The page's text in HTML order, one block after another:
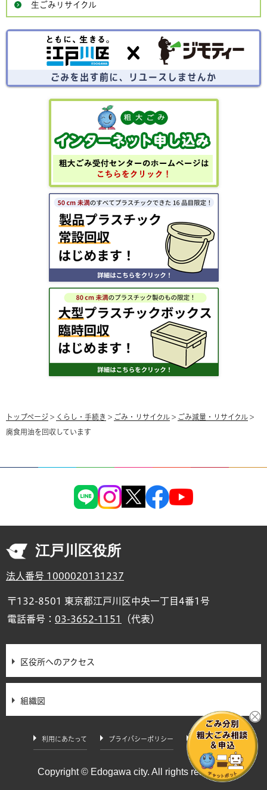
生ごみリサイクル
トップページ > くらし・手続き > ごみ・リサイクル > ごみ減量・リサイクル >
廃食用油を回収しています
江戸川区役所
法人番号 1000020131237
〒132-8501 東京都江戸川区中央一丁目4番1号
電話番号： 03-3652-1151 （代表）
区役所へのアクセス
組織図
利用にあたって プライバシーポリシー サイトマップ
Copyright © Edogawa city. All rights reserved.